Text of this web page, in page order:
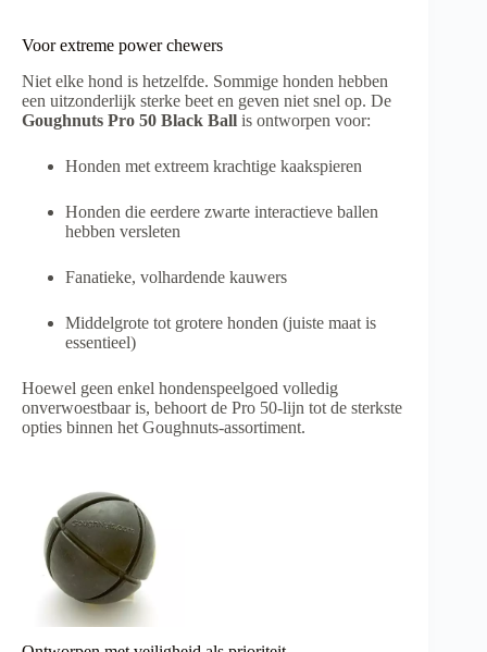
Voor extreme power chewers
Niet elke hond is hetzelfde. Sommige honden hebben
een uitzonderlijk sterke beet en geven niet snel op. De
Goughnuts Pro 50 Black Ball is ontworpen voor:
Honden met extreem krachtige kaakspieren
Honden die eerdere zwarte interactieve ballen
hebben versleten
Fanatieke, volhardende kauwers
Middelgrote tot grotere honden (juiste maat is
essentieel)
Hoewel geen enkel hondenspeelgoed volledig
onverwoestbaar is, behoort de Pro 50-lijn tot de sterkste
opties binnen het Goughnuts-assortiment.